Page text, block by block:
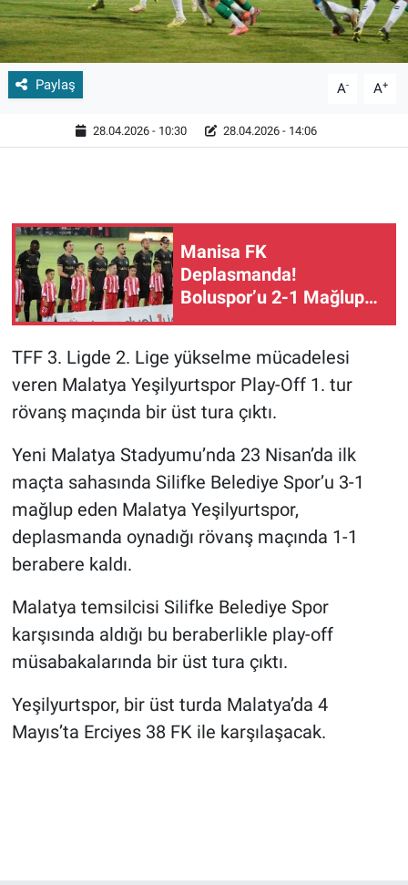
Paylaş A- A+
28.04.2026 - 10:30 28.04.2026 - 14:06
Manisa FK
Deplasmanda!
Boluspor’u 2-1 Mağlup
TFF 3. Ligde 2. Lige yükselme mücadelesi
veren Malatya Yeşilyurtspor Play-Off 1. tur
rövanş maçında bir üst tura çıktı.
Yeni Malatya Stadyumu’nda 23 Nisan’da ilk
maçta sahasında Silifke Belediye Spor’u 3-1
mağlup eden Malatya Yeşilyurtspor,
deplasmanda oynadığı rövanş maçında 1-1
berabere kaldı.
Malatya temsilcisi Silifke Belediye Spor
karşısında aldığı bu beraberlikle play-off
müsabakalarında bir üst tura çıktı.
Yeşilyurtspor, bir üst turda Malatya’da 4
Mayıs’ta Erciyes 38 FK ile karşılaşacak.